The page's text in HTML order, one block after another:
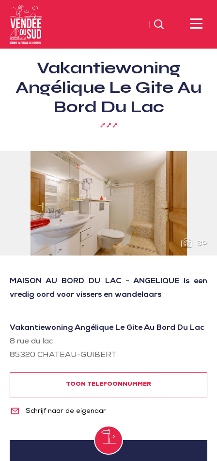
Sud
Vendée
ToerismeVVV-
Zoeken
Vakantiewoning
Angélique Le Gite Au
Bord Du Lac
3
30
MAISON AU BORD DU LAC - ANGELIQUE is een
vredig oord voor vissers en wandelaars
Vakantiewoning Angélique Le Gite Au Bord Du Lac
8 rue du lac
85320 CHATEAU-GUIBERT
TOON TELEFOONNUMMER
Schrijf naar de eigenaar